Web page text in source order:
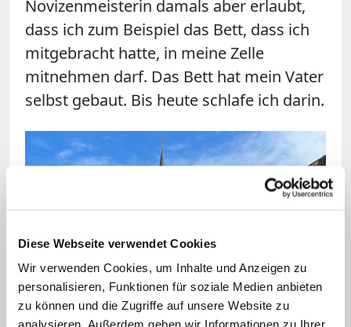
Diese Webseite verwendet Cookies
Wir verwenden Cookies, um Inhalte und Anzeigen zu
personalisieren, Funktionen für soziale Medien anbieten
zu können und die Zugriffe auf unsere Website zu
analysieren. Außerdem geben wir Informationen zu Ihrer
Novizenmeisterin damals aber erlaubt,
dass ich zum Beispiel das Bett, dass ich
mitgebracht hatte, in meine Zelle
mitnehmen darf. Das Bett hat mein Vater
selbst gebaut. Bis heute schlafe ich darin.
Bild: © katholisch.de/Madeleine Spendier
Die Abteikirche der Benediktinerinnen in Fulda liegt